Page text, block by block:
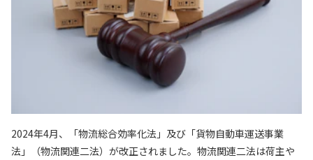
2024年4月、「物流総合効率化法」及び「貨物自動車運送事業
法」（物流関連二法）が改正されました。物流関連二法は荷主や